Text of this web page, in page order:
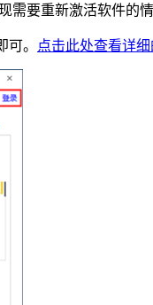
需要重新激活软件的情
。 点击此处查看详